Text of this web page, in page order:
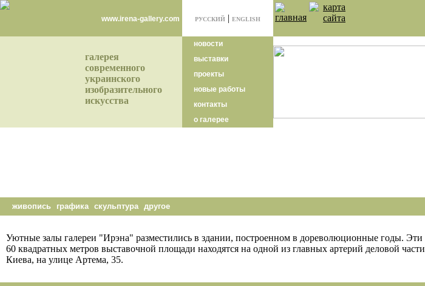
www.irena-gallery.com РУССКИЙ | ENGLISH
галерея
современного
украинского
изобразительного
искусства
новости
выставки
проекты
новые работы
контакты
о галерее
живопись графика скульптура другое
Уютные залы галереи "Ирэна" разместились в здании, построенном в дореволюционные годы. Эти
60 квадратных метров выставочной площади находятся на одной из главных артерий деловой части
Киева, на улице Артема, 35.